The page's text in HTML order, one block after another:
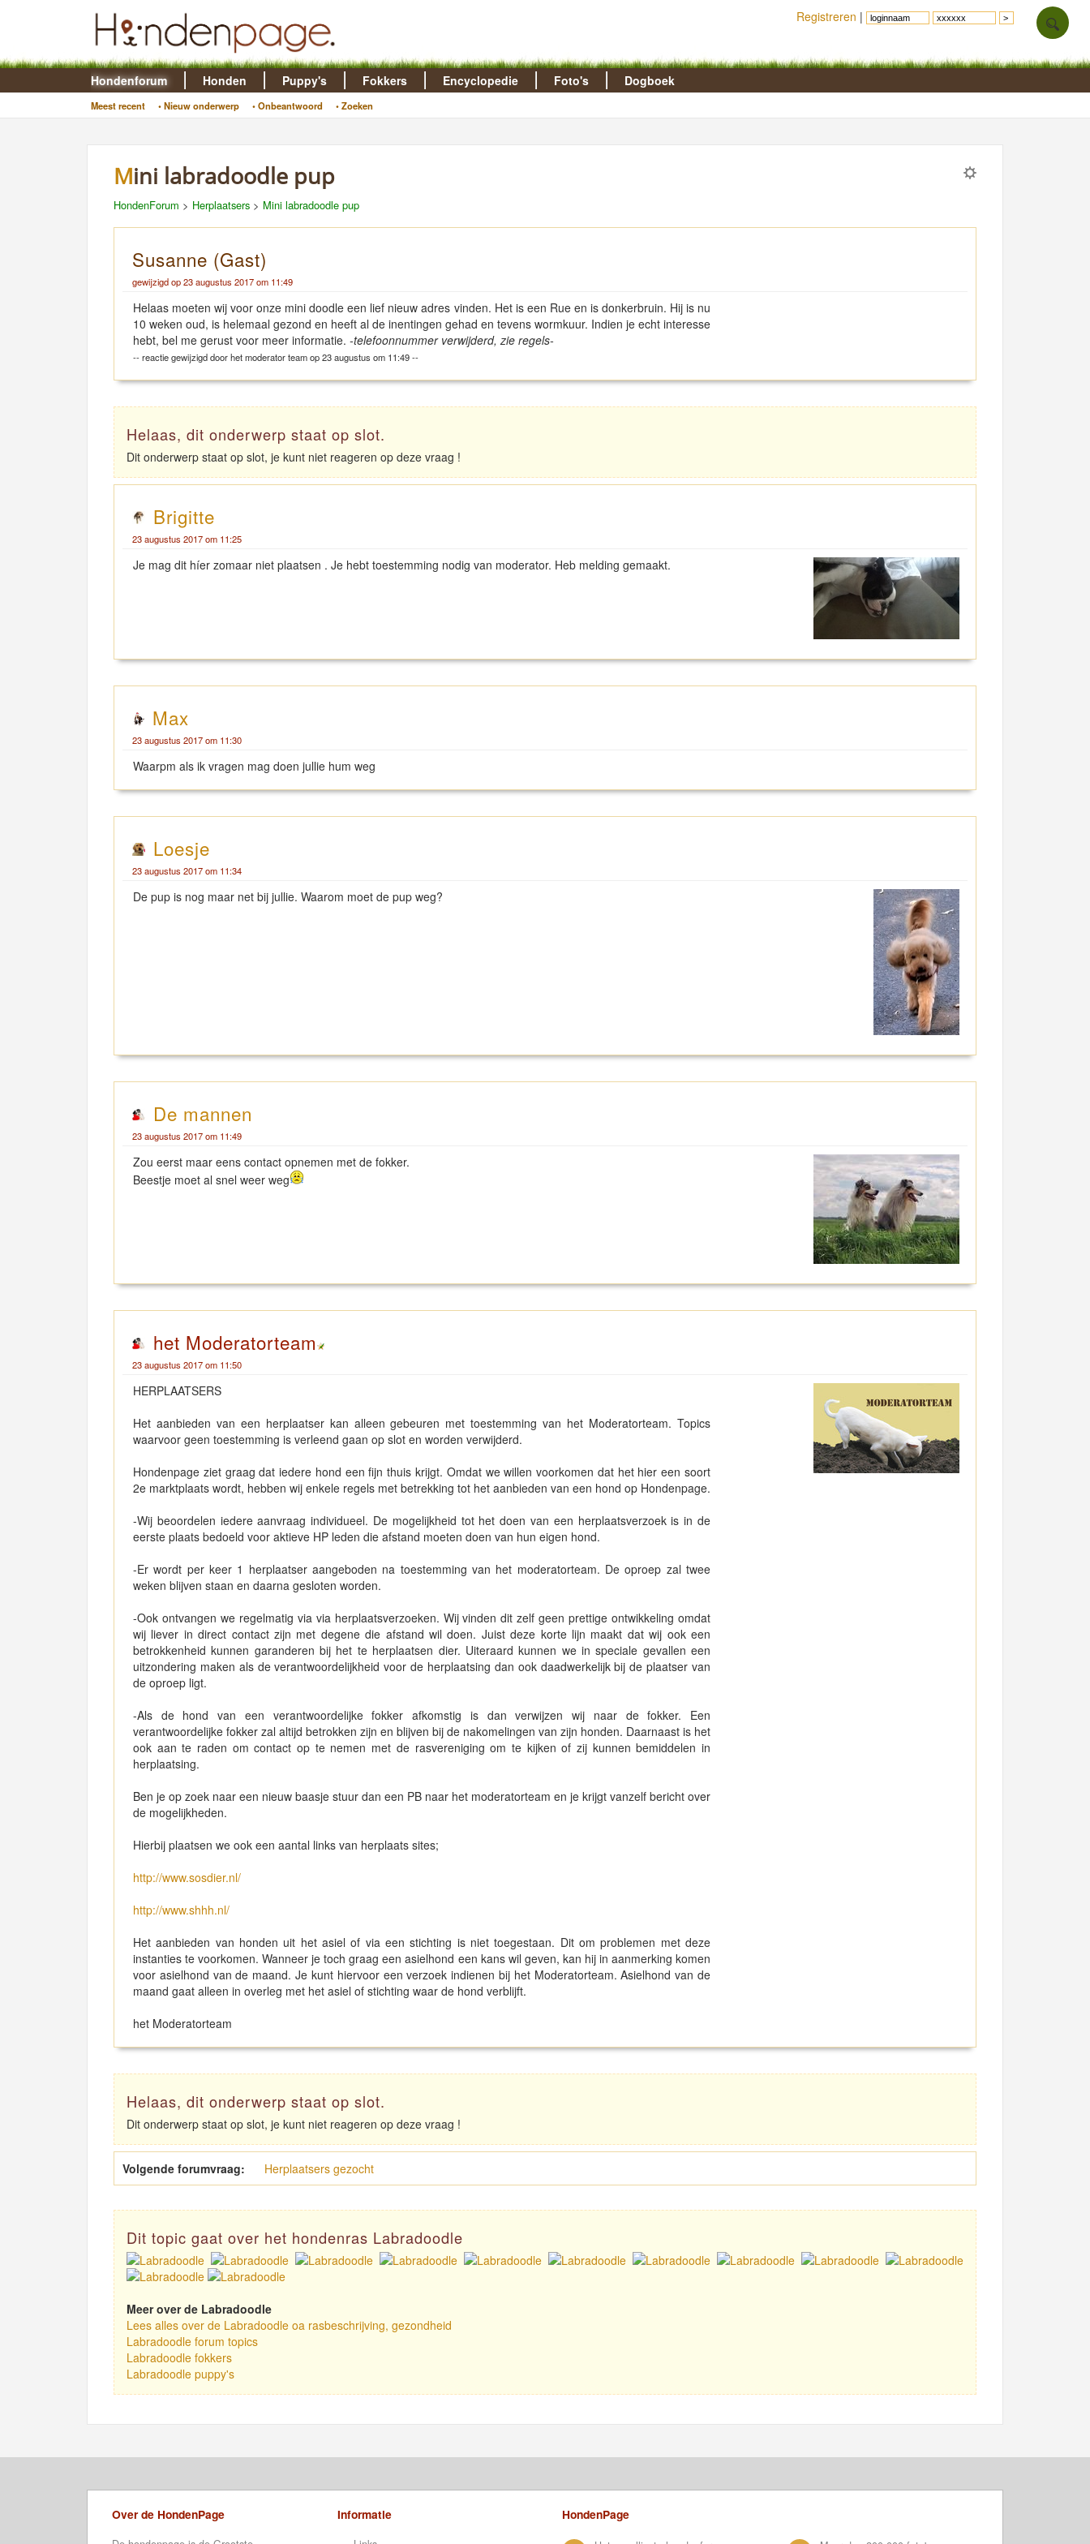
Hondenforum
Meest recent • Nieuw onderwerp • Onbeantwoord • Zoeken
Honden Puppy's Fokkers Encyclopedie Foto's Dogboek
Mini labradoodle pup
HondenForum > Herplaatsers > Mini labradoodle pup
Susanne (Gast)
gewijzigd op 23 augustus 2017 om 11:49
Helaas moeten wij voor onze mini doodle een lief nieuw adres vinden. Het is een Rue en is donkerbruin. Hij is nu
10 weken oud, is helemaal gezond en heeft al de inentingen gehad en tevens wormkuur. Indien je echt interesse
hebt, bel me gerust voor meer informatie. -telefoonnummer verwijderd, zie regels-
-- reactie gewijzigd door het moderator team op 23 augustus om 11:49 --
Helaas, dit onderwerp staat op slot.
Dit onderwerp staat op slot, je kunt niet reageren op deze vraag !
Brigitte
23 augustus 2017 om 11:25
Je mag dit híer zomaar niet plaatsen . Je hebt toestemming nodig van moderator. Heb melding gemaakt.
Max
23 augustus 2017 om 11:30
Waarpm als ik vragen mag doen jullie hum weg
Loesje
23 augustus 2017 om 11:34
De pup is nog maar net bij jullie. Waarom moet de pup weg?
De mannen
23 augustus 2017 om 11:49
Zou eerst maar eens contact opnemen met de fokker.
Beestje moet al snel weer weg
het Moderatorteam
23 augustus 2017 om 11:50
HERPLAATSERS
Het aanbieden van een herplaatser kan alleen gebeuren met toestemming van het Moderatorteam. Topics
waarvoor geen toestemming is verleend gaan op slot en worden verwijderd.
Hondenpage ziet graag dat iedere hond een fijn thuis krijgt. Omdat we willen voorkomen dat het hier een soort
2e marktplaats wordt, hebben wij enkele regels met betrekking tot het aanbieden van een hond op Hondenpage.
-Wij beoordelen iedere aanvraag individueel. De mogelijkheid tot het doen van een herplaatsverzoek is in de
eerste plaats bedoeld voor aktieve HP leden die afstand moeten doen van hun eigen hond.
-Er wordt per keer 1 herplaatser aangeboden na toestemming van het moderatorteam. De oproep zal twee
weken blijven staan en daarna gesloten worden.
-Ook ontvangen we regelmatig via via herplaatsverzoeken. Wij vinden dit zelf geen prettige ontwikkeling omdat
wij liever in direct contact zijn met degene die afstand wil doen. Juist deze korte lijn maakt dat wij ook een
betrokkenheid kunnen garanderen bij het te herplaatsen dier. Uiteraard kunnen we in speciale gevallen een
uitzondering maken als de verantwoordelijkheid voor de herplaatsing dan ook daadwerkelijk bij de plaatser van
de oproep ligt.
-Als de hond van een verantwoordelijke fokker afkomstig is dan verwijzen wij naar de fokker. Een
verantwoordelijke fokker zal altijd betrokken zijn en blijven bij de nakomelingen van zijn honden. Daarnaast is het
ook aan te raden om contact op te nemen met de rasvereniging om te kijken of zij kunnen bemiddelen in
herplaatsing.
Ben je op zoek naar een nieuw baasje stuur dan een PB naar het moderatorteam en je krijgt vanzelf bericht over
de mogelijkheden.
Hierbij plaatsen we ook een aantal links van herplaats sites;
http://www.sosdier.nl/
http://www.shhh.nl/
Het aanbieden van honden uit het asiel of via een stichting is niet toegestaan. Dit om problemen met deze
instanties te voorkomen. Wanneer je toch graag een asielhond een kans wil geven, kan hij in aanmerking komen
voor asielhond van de maand. Je kunt hiervoor een verzoek indienen bij het Moderatorteam. Asielhond van de
maand gaat alleen in overleg met het asiel of stichting waar de hond verblijft.
het Moderatorteam
Helaas, dit onderwerp staat op slot.
Dit onderwerp staat op slot, je kunt niet reageren op deze vraag !
Volgende forumvraag: Herplaatsers gezocht
Dit topic gaat over het hondenras Labradoodle
Meer over de Labradoodle
Lees alles over de Labradoodle oa rasbeschrijving, gezondheid
Labradoodle forum topics
Labradoodle fokkers
Labradoodle puppy's
Registreren |
Over de HondenPage Informatie HondenPage